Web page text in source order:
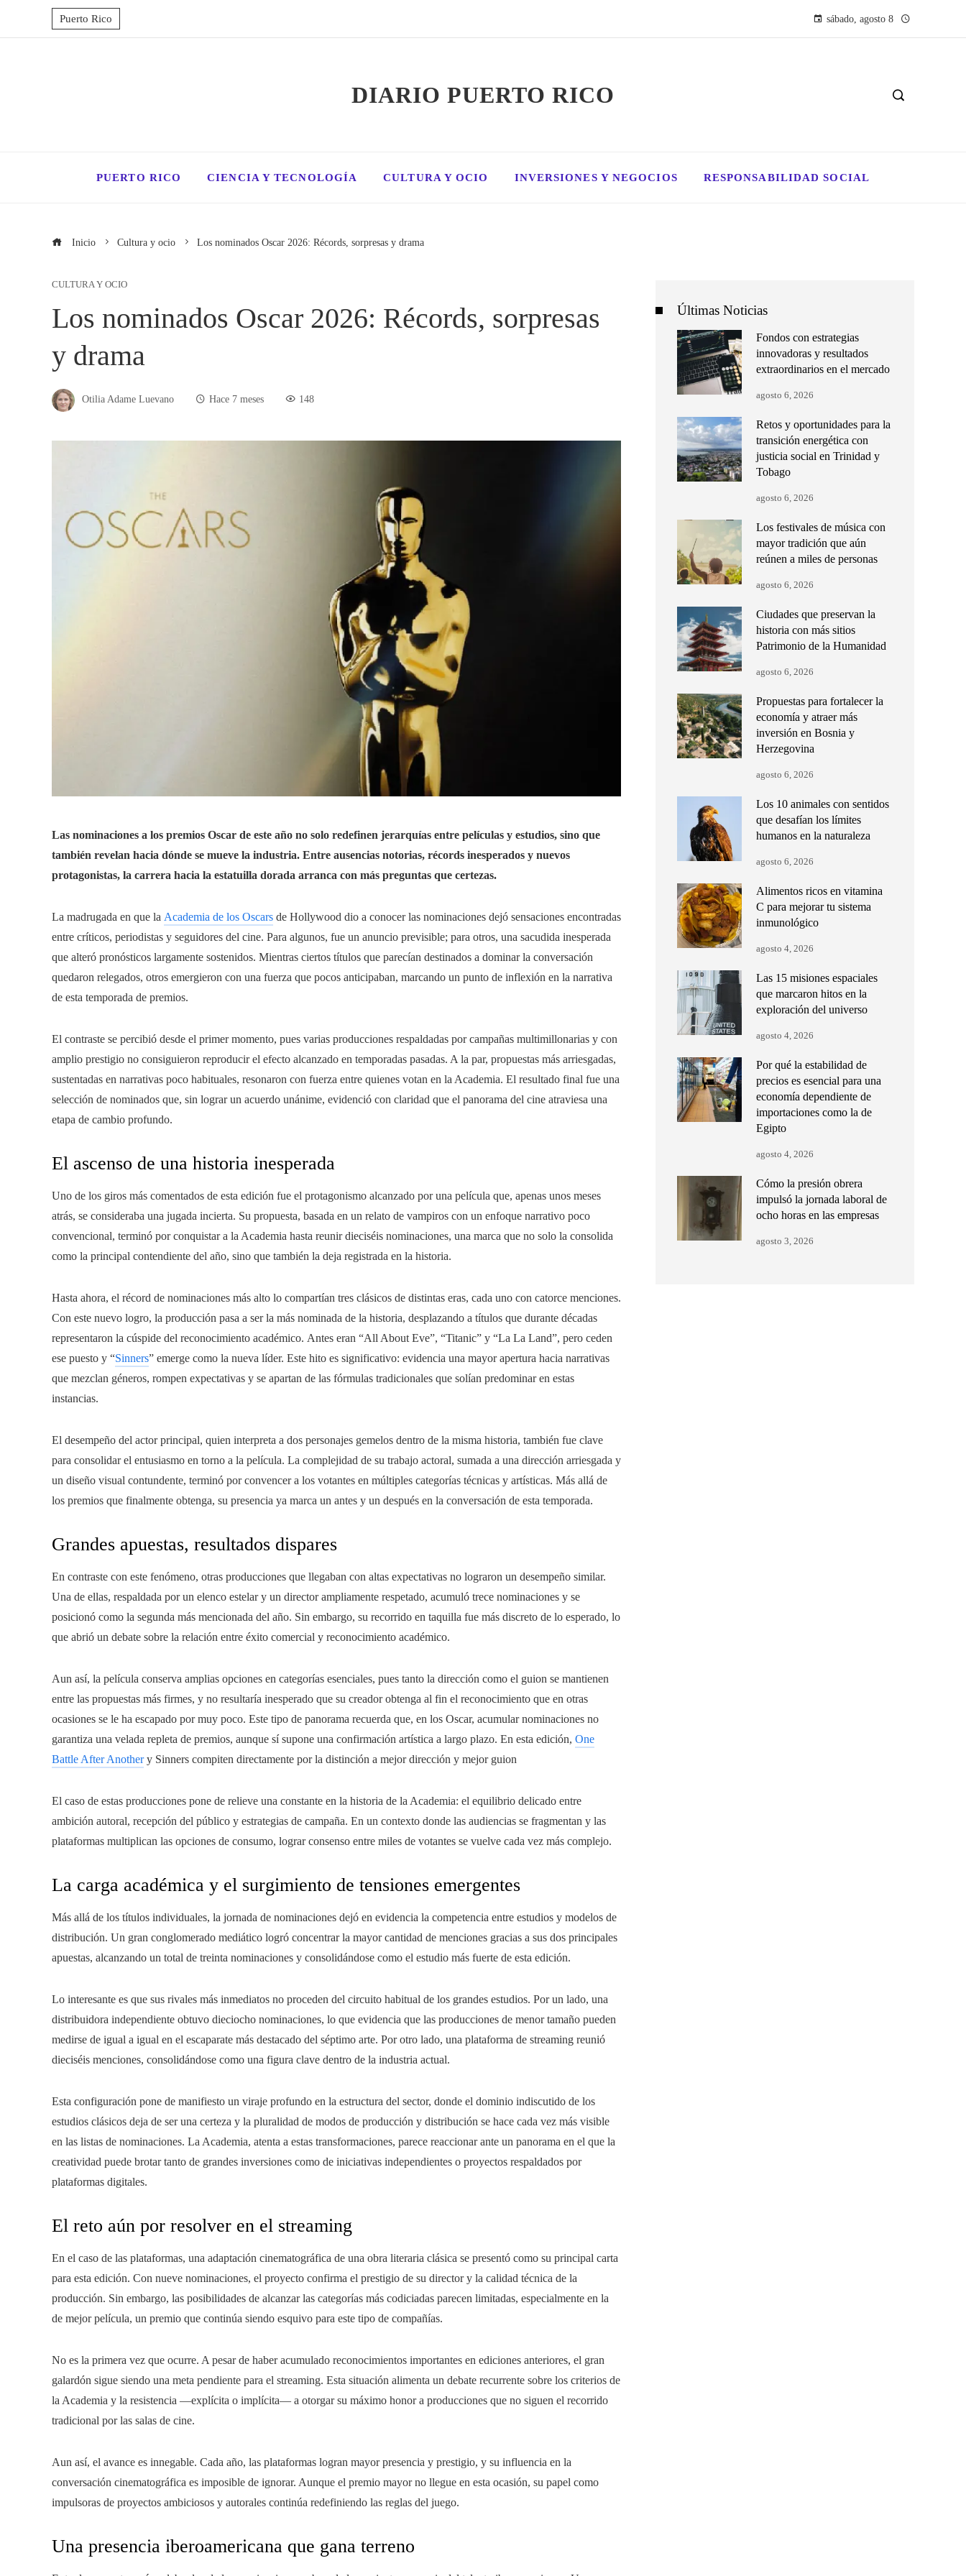
Puerto Rico sábado, agosto 8
DIARIO PUERTO RICO
PUERTO RICO CIENCIA Y TECNOLOGÍA CULTURA Y OCIO INVERSIONES Y NEGOCIOS RESPONSABILIDAD SOCIAL
Inicio Cultura y ocio Los nominados Oscar 2026: Récords, sorpresas y drama
CULTURA Y OCIO
Los nominados Oscar 2026: Récords, sorpresas
y drama
Otilia Adame Luevano Hace 7 meses 148
Las nominaciones a los premios Oscar de este año no solo redefinen jerarquías entre películas y estudios, sino que
también revelan hacia dónde se mueve la industria. Entre ausencias notorias, récords inesperados y nuevos
protagonistas, la carrera hacia la estatuilla dorada arranca con más preguntas que certezas.
La madrugada en que la Academia de los Oscars de Hollywood dio a conocer las nominaciones dejó sensaciones encontradas
entre críticos, periodistas y seguidores del cine. Para algunos, fue un anuncio previsible; para otros, una sacudida inesperada
que alteró pronósticos largamente sostenidos. Mientras ciertos títulos que parecían destinados a dominar la conversación
quedaron relegados, otros emergieron con una fuerza que pocos anticipaban, marcando un punto de inflexión en la narrativa
de esta temporada de premios.
El contraste se percibió desde el primer momento, pues varias producciones respaldadas por campañas multimillonarias y con
amplio prestigio no consiguieron reproducir el efecto alcanzado en temporadas pasadas. A la par, propuestas más arriesgadas,
sustentadas en narrativas poco habituales, resonaron con fuerza entre quienes votan en la Academia. El resultado final fue una
selección de nominados que, sin lograr un acuerdo unánime, evidenció con claridad que el panorama del cine atraviesa una
etapa de cambio profundo.
El ascenso de una historia inesperada
Uno de los giros más comentados de esta edición fue el protagonismo alcanzado por una película que, apenas unos meses
atrás, se consideraba una jugada incierta. Su propuesta, basada en un relato de vampiros con un enfoque narrativo poco
convencional, terminó por conquistar a la Academia hasta reunir dieciséis nominaciones, una marca que no solo la consolida
como la principal contendiente del año, sino que también la deja registrada en la historia.
Hasta ahora, el récord de nominaciones más alto lo compartían tres clásicos de distintas eras, cada uno con catorce menciones.
Con este nuevo logro, la producción pasa a ser la más nominada de la historia, desplazando a títulos que durante décadas
representaron la cúspide del reconocimiento académico. Antes eran “All About Eve”, “Titanic” y “La La Land”, pero ceden
ese puesto y “Sinners” emerge como la nueva líder. Este hito es significativo: evidencia una mayor apertura hacia narrativas
que mezclan géneros, rompen expectativas y se apartan de las fórmulas tradicionales que solían predominar en estas
instancias.
El desempeño del actor principal, quien interpreta a dos personajes gemelos dentro de la misma historia, también fue clave
para consolidar el entusiasmo en torno a la película. La complejidad de su trabajo actoral, sumada a una dirección arriesgada y
un diseño visual contundente, terminó por convencer a los votantes en múltiples categorías técnicas y artísticas. Más allá de
los premios que finalmente obtenga, su presencia ya marca un antes y un después en la conversación de esta temporada.
Grandes apuestas, resultados dispares
En contraste con este fenómeno, otras producciones que llegaban con altas expectativas no lograron un desempeño similar.
Una de ellas, respaldada por un elenco estelar y un director ampliamente respetado, acumuló trece nominaciones y se
posicionó como la segunda más mencionada del año. Sin embargo, su recorrido en taquilla fue más discreto de lo esperado, lo
que abrió un debate sobre la relación entre éxito comercial y reconocimiento académico.
Aun así, la película conserva amplias opciones en categorías esenciales, pues tanto la dirección como el guion se mantienen
entre las propuestas más firmes, y no resultaría inesperado que su creador obtenga al fin el reconocimiento que en otras
ocasiones se le ha escapado por muy poco. Este tipo de panorama recuerda que, en los Oscar, acumular nominaciones no
garantiza una velada repleta de premios, aunque sí supone una confirmación artística a largo plazo. En esta edición, One
Battle After Anothery Sinners compiten directamente por la distinción a mejor dirección y mejor guion
El caso de estas producciones pone de relieve una constante en la historia de la Academia: el equilibrio delicado entre
ambición autoral, recepción del público y estrategias de campaña. En un contexto donde las audiencias se fragmentan y las
plataformas multiplican las opciones de consumo, lograr consenso entre miles de votantes se vuelve cada vez más complejo.
La carga académica y el surgimiento de tensiones emergentes
Más allá de los títulos individuales, la jornada de nominaciones dejó en evidencia la competencia entre estudios y modelos de
distribución. Un gran conglomerado mediático logró concentrar la mayor cantidad de menciones gracias a sus dos principales
apuestas, alcanzando un total de treinta nominaciones y consolidándose como el estudio más fuerte de esta edición.
Lo interesante es que sus rivales más inmediatos no proceden del circuito habitual de los grandes estudios. Por un lado, una
distribuidora independiente obtuvo dieciocho nominaciones, lo que evidencia que las producciones de menor tamaño pueden
medirse de igual a igual en el escaparate más destacado del séptimo arte. Por otro lado, una plataforma de streaming reunió
dieciséis menciones, consolidándose como una figura clave dentro de la industria actual.
Esta configuración pone de manifiesto un viraje profundo en la estructura del sector, donde el dominio indiscutido de los
estudios clásicos deja de ser una certeza y la pluralidad de modos de producción y distribución se hace cada vez más visible
en las listas de nominaciones. La Academia, atenta a estas transformaciones, parece reaccionar ante un panorama en el que la
creatividad puede brotar tanto de grandes inversiones como de iniciativas independientes o proyectos respaldados por
plataformas digitales.
El reto aún por resolver en el streaming
En el caso de las plataformas, una adaptación cinematográfica de una obra literaria clásica se presentó como su principal carta
para esta edición. Con nueve nominaciones, el proyecto confirma el prestigio de su director y la calidad técnica de la
producción. Sin embargo, las posibilidades de alcanzar las categorías más codiciadas parecen limitadas, especialmente en la
de mejor película, un premio que continúa siendo esquivo para este tipo de compañías.
No es la primera vez que ocurre. A pesar de haber acumulado reconocimientos importantes en ediciones anteriores, el gran
galardón sigue siendo una meta pendiente para el streaming. Esta situación alimenta un debate recurrente sobre los criterios de
la Academia y la resistencia —explícita o implícita— a otorgar su máximo honor a producciones que no siguen el recorrido
tradicional por las salas de cine.
Aun así, el avance es innegable. Cada año, las plataformas logran mayor presencia y prestigio, y su influencia en la
conversación cinematográfica es imposible de ignorar. Aunque el premio mayor no llegue en esta ocasión, su papel como
impulsoras de proyectos ambiciosos y autorales continúa redefiniendo las reglas del juego.
Una presencia iberoamericana que gana terreno
Últimas Noticias
Fondos con estrategias
innovadoras y resultados
extraordinarios en el mercado
agosto 6, 2026
Retos y oportunidades para la
transición energética con
justicia social en Trinidad y
Tobago
agosto 6, 2026
Los festivales de música con
mayor tradición que aún
reúnen a miles de personas
agosto 6, 2026
Ciudades que preservan la
historia con más sitios
Patrimonio de la Humanidad
agosto 6, 2026
Propuestas para fortalecer la
economía y atraer más
inversión en Bosnia y
Herzegovina
agosto 6, 2026
Los 10 animales con sentidos
que desafían los límites
humanos en la naturaleza
agosto 6, 2026
Alimentos ricos en vitamina
C para mejorar tu sistema
inmunológico
agosto 4, 2026
Las 15 misiones espaciales
que marcaron hitos en la
exploración del universo
agosto 4, 2026
Por qué la estabilidad de
precios es esencial para una
economía dependiente de
importaciones como la de
Egipto
agosto 4, 2026
Cómo la presión obrera
impulsó la jornada laboral de
ocho horas en las empresas
agosto 3, 2026